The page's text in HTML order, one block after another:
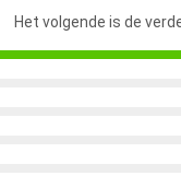
Het volgende is de